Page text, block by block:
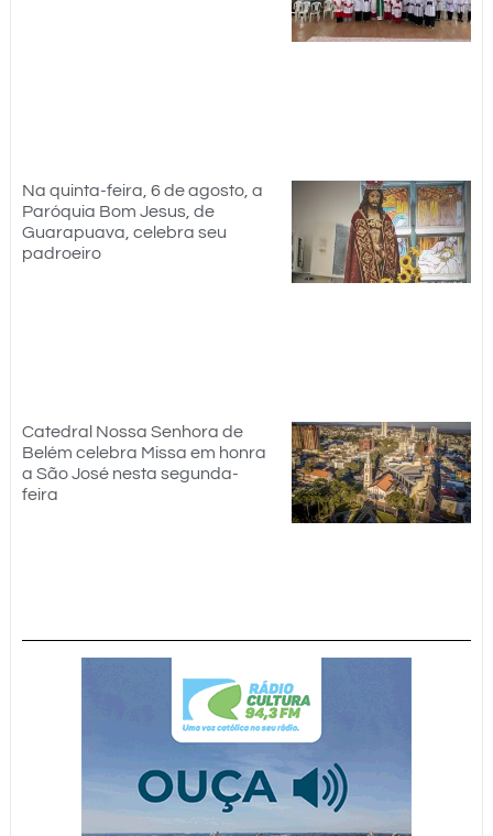
Na quinta-feira, 6 de agosto, a
Paróquia Bom Jesus, de
Guarapuava, celebra seu
padroeiro
Catedral Nossa Senhora de
Belém celebra Missa em honra
a São José nesta segunda-
feira